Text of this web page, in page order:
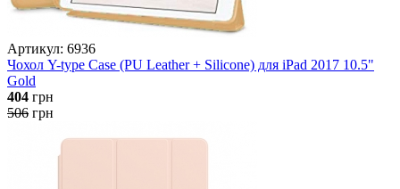
Артикул: 6936
Чохол Y-type Case (PU Leather + Silicone) для iPad 2017 10.5"
Gold
404 грн
506 грн